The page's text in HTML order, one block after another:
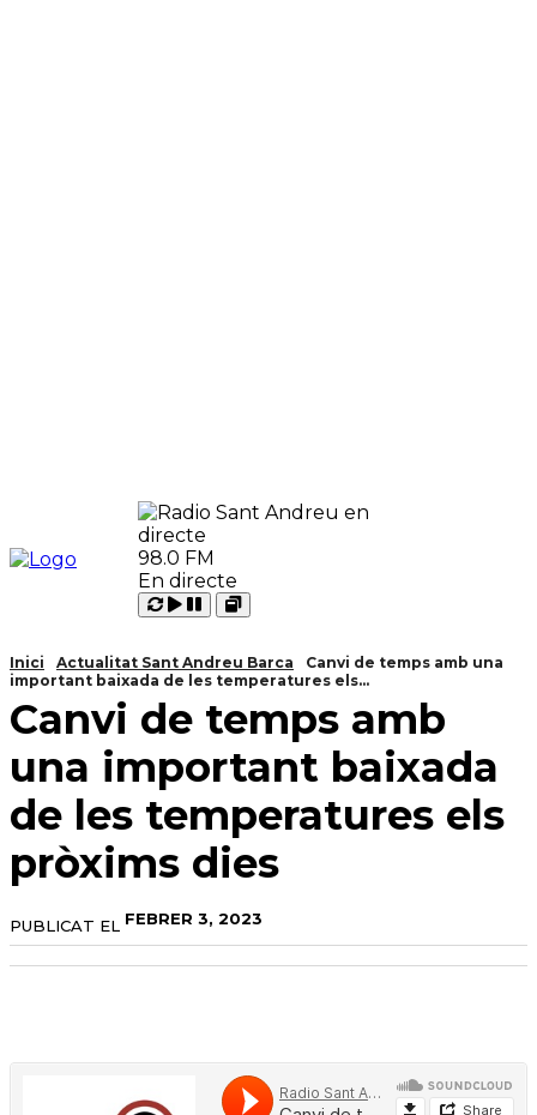
98.0 FM
En directe
Carregant
Reproduir
Pausar
Open
Inici Actualitat Sant Andreu Barca
Canvi de temps amb una
important baixada de les temperatures els...
Canvi de temps amb
una important baixada
de les temperatures els
pròxims dies
PUBLICAT EL FEBRER 3, 2023